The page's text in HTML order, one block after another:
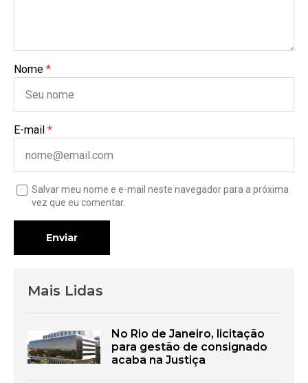
Nome *
E-mail *
Salvar meu nome e e-mail neste navegador para a próxima
vez que eu comentar.
Enviar
Mais Lidas
No Rio de Janeiro, licitação
para gestão de consignado
acaba na Justiça